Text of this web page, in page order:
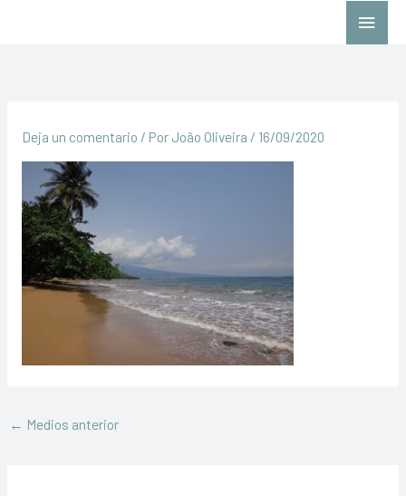
Menú
Deja un comentario / Por João Oliveira / 16/09/2020
← Medios anterior